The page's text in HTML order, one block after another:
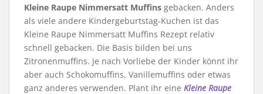
Kleine Raupe Nimmersatt Muffins gebacken. Anders
als viele andere Kindergeburtstag-Kuchen ist das
Kleine Raupe Nimmersatt Muffins Rezept relativ
schnell gebacken. Die Basis bilden bei uns
Zitronenmuffins. Je nach Vorliebe der Kinder könnt ihr
aber auch Schokomuffins, Vanillemuffins oder etwas
ganz anderes verwenden. Plant ihr eine Kleine Raupe